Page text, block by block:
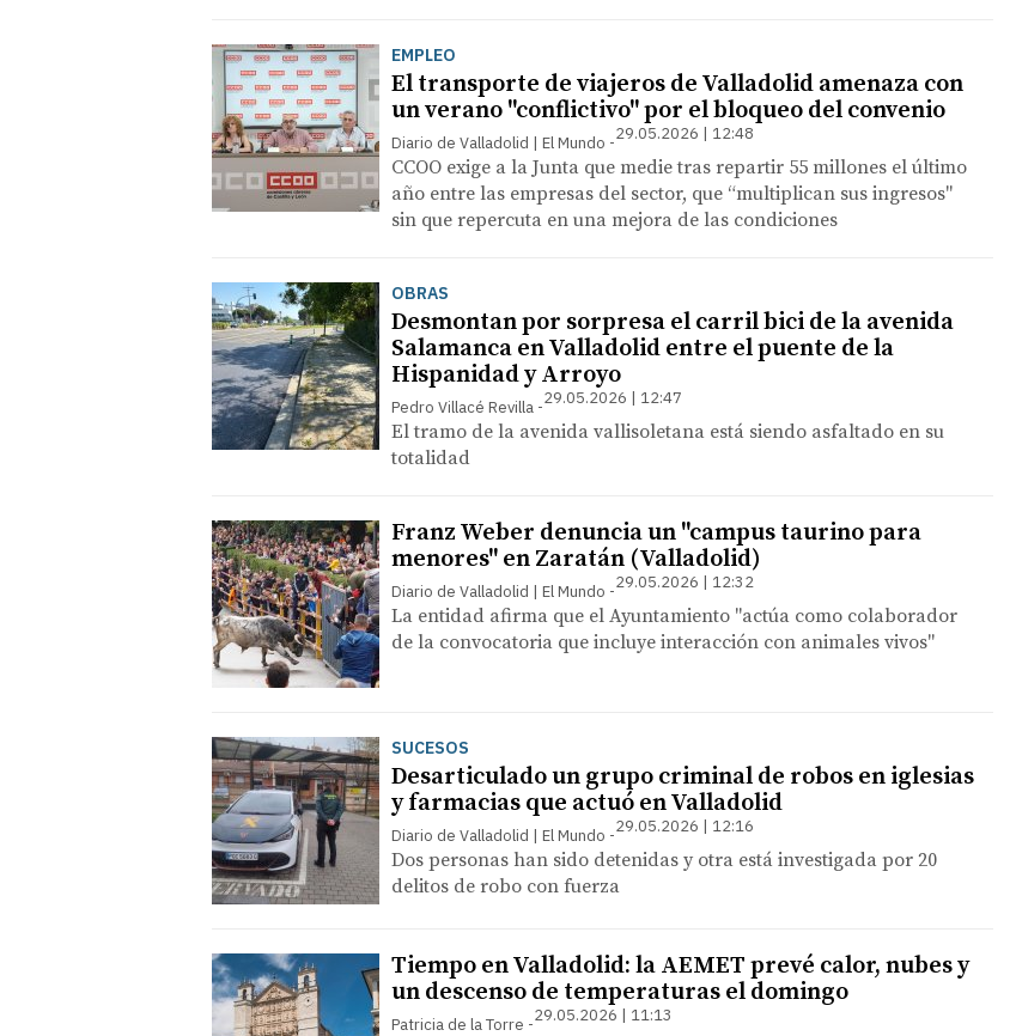
EMPLEO
El transporte de viajeros de Valladolid amenaza con
un verano "conflictivo" por el bloqueo del convenio
Diario de Valladolid | El Mundo 29.05.2026 | 12:48
CCOO exige a la Junta que medie tras repartir 55 millones el último
año entre las empresas del sector, que “multiplican sus ingresos"
sin que repercuta en una mejora de las condiciones
OBRAS
Desmontan por sorpresa el carril bici de la avenida
Salamanca en Valladolid entre el puente de la
Hispanidad y Arroyo
Pedro Villacé Revilla 29.05.2026 | 12:47
El tramo de la avenida vallisoletana está siendo asfaltado en su
totalidad
Franz Weber denuncia un "campus taurino para
menores" en Zaratán (Valladolid)
Diario de Valladolid | El Mundo 29.05.2026 | 12:32
La entidad afirma que el Ayuntamiento "actúa como colaborador
de la convocatoria que incluye interacción con animales vivos"
SUCESOS
Desarticulado un grupo criminal de robos en iglesias
y farmacias que actuó en Valladolid
Diario de Valladolid | El Mundo 29.05.2026 | 12:16
Dos personas han sido detenidas y otra está investigada por 20
delitos de robo con fuerza
Tiempo en Valladolid: la AEMET prevé calor, nubes y
un descenso de temperaturas el domingo
Patricia de la Torre 29.05.2026 | 11:13